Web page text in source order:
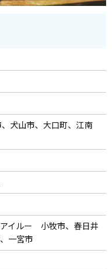
犬山市、大口町、江南
イルー 小牧市、春日井
一宮市